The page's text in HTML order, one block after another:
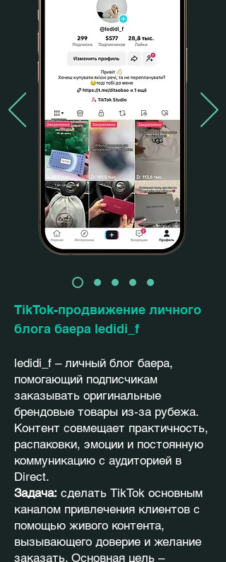
TikTok-продвижение личного
блога баера ledidi_f
ledidi_f – личный блог баера,
помогающий подписчикам
заказывать оригинальные
брендовые товары из-за рубежа.
Контент совмещает практичность,
распаковки, эмоции и постоянную
коммуникацию с аудиторией в
Direct.
Задача: сделать TikTok основным
каналом привлечения клиентов с
помощью живого контента,
вызывающего доверие и желание
заказать. Основная цель –